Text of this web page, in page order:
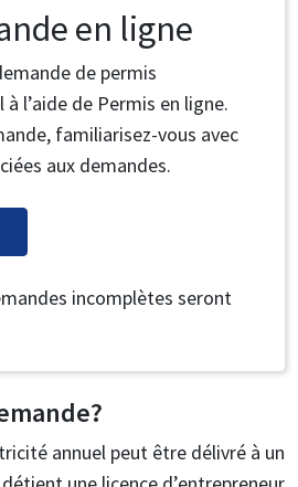
en ligne
de permis
l’aide de Permis en ligne.
familiarisez-vous avec
aux demandes.
incomplètes seront
annuel peut être délivré à un